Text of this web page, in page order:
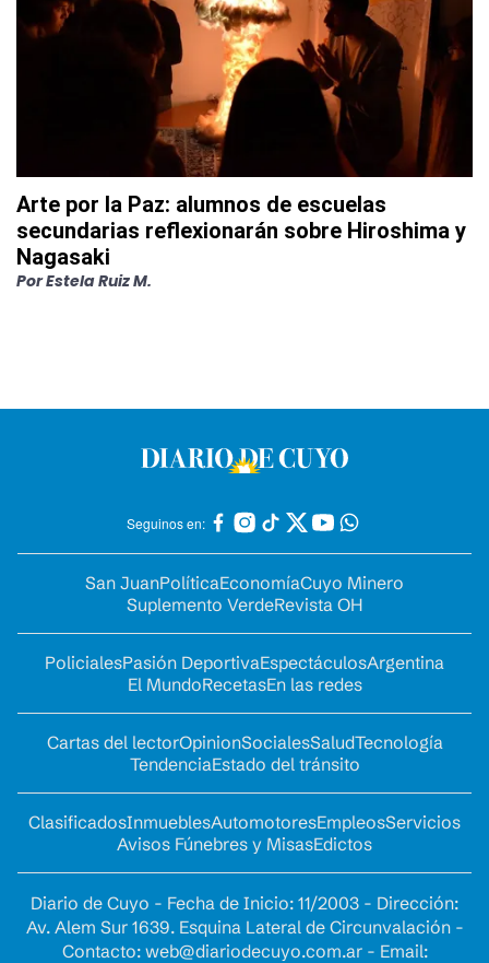
Arte por la Paz: alumnos de escuelas
secundarias reflexionarán sobre Hiroshima y
Nagasaki
PorEstela Ruiz M.
Seguinos en:
San JuanPolíticaEconomíaCuyo Minero
Suplemento VerdeRevista OH
PolicialesPasión DeportivaEspectáculosArgentina
El MundoRecetasEn las redes
Cartas del lectorOpinionSocialesSaludTecnología
TendenciaEstado del tránsito
ClasificadosInmueblesAutomotoresEmpleosServicios
Avisos Fúnebres y MisasEdictos
Diario de Cuyo - Fecha de Inicio: 11/2003 - Dirección:
Av. Alem Sur 1639. Esquina Lateral de Circunvalación -
Contacto: web@diariodecuyo.com.ar- Email: